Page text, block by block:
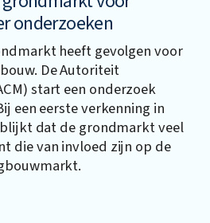
onderzoeken
heeft gevolgen voor
De Autoriteit
start een onderzoek
een eerste verkenning in
dat de grondmarkt veel
die van invloed zijn op de